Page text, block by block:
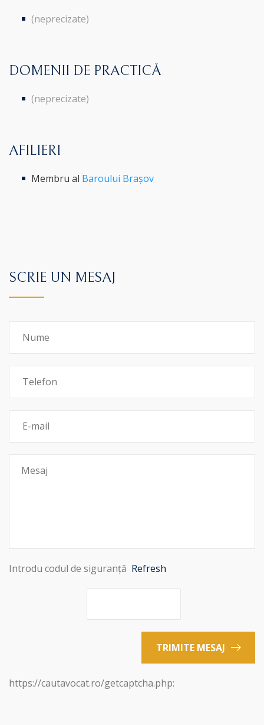
(neprecizate)
DOMENII DE PRACTICĂ
(neprecizate)
AFILIERI
Membru al Baroului Brașov
SCRIE UN MESAJ
Introdu codul de siguranță Refresh
TRIMITE MESAJ
https://cautavocat.ro/getcaptcha.php: